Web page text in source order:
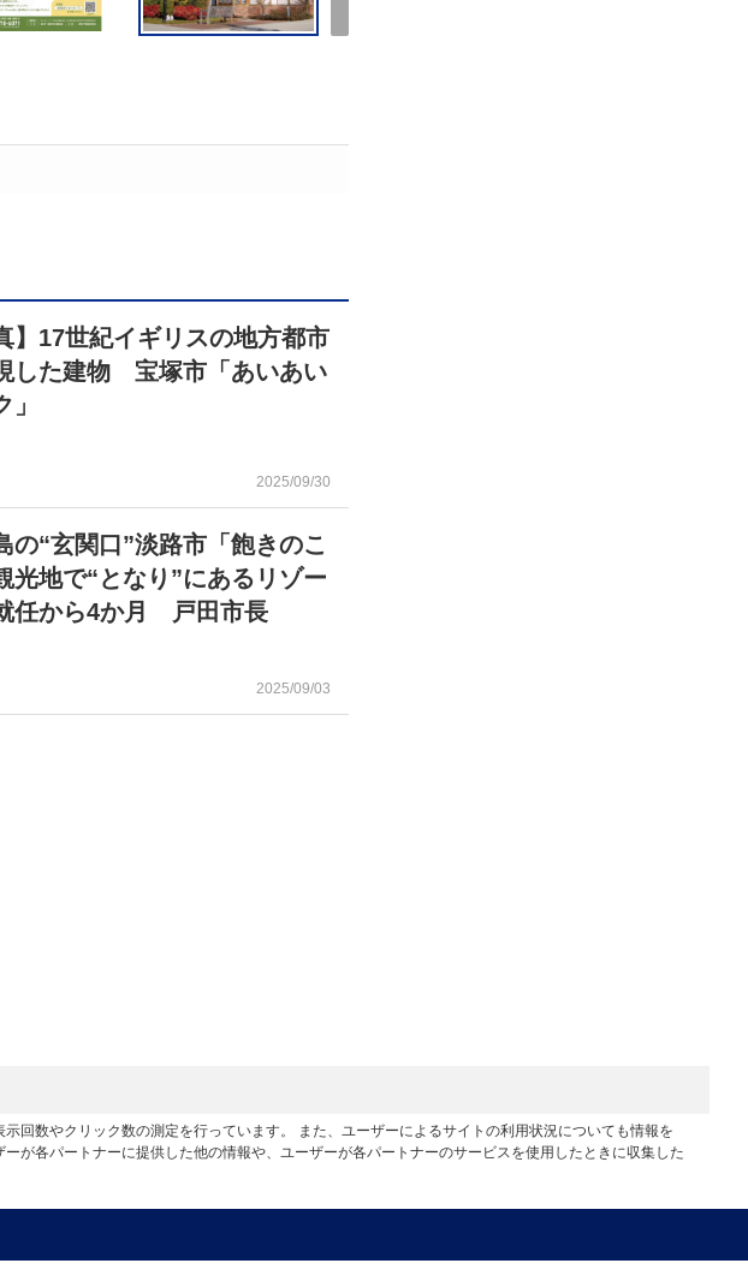
】17世紀イギリスの地方都市
した建物 宝塚市「あいあい
2025/09/30
の“玄関口”淡路市「飽きのこ
光地で“となり”にあるリゾー
任から4か月 戸田市長
2025/09/03
回数やクリック数の測定を行っています。 また、ユーザーによるサイトの利用状況についても情報を
が各パートナーに提供した他の情報や、ユーザーが各パートナーのサービスを使用したときに収集した